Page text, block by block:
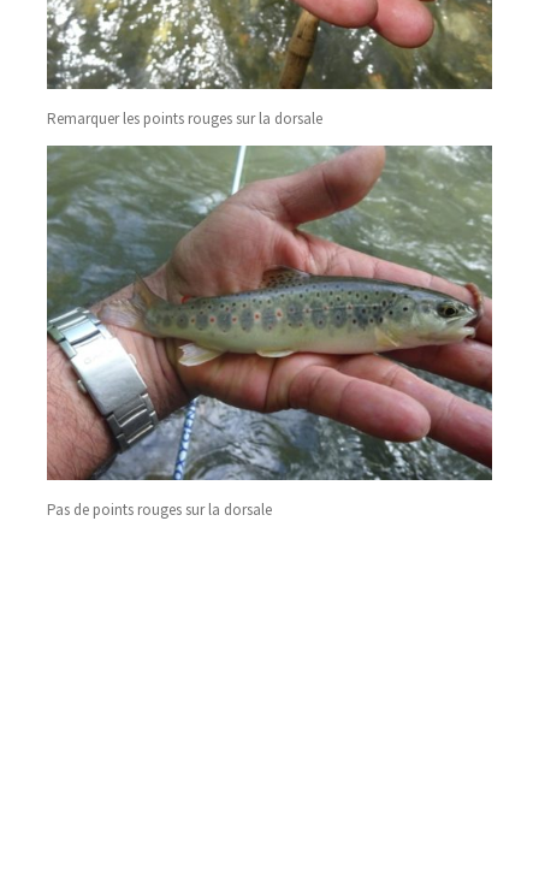
Remarquer les points rouges sur la dorsale
Pas de points rouges sur la dorsale